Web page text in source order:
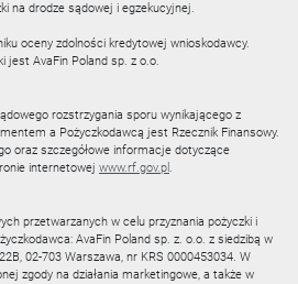
na drodze sądowej i egzekucyjnej.
oceny zdolności kredytowej wnioskodawcy.
jest AvaFin Poland sp. z o.o.
rozstrzygania sporu wynikającego z
a Pożyczkodawcą jest Rzecznik Finansowy.
oraz szczegółowe informacje dotyczące
internetowej www.rf.gov.pl.
przetwarzanych w celu przyznania pożyczki i
AvaFin Poland sp. z. o.o. z siedzibą w
02-703 Warszawa, nr KRS 0000453034. W
zgody na działania marketingowe, a także w